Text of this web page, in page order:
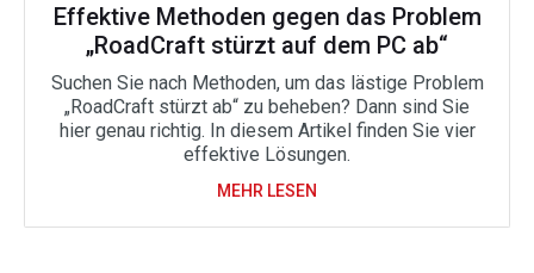
Effektive Methoden gegen das Problem
„RoadCraft stürzt auf dem PC ab“
Suchen Sie nach Methoden, um das lästige Problem
„RoadCraft stürzt ab“ zu beheben? Dann sind Sie
hier genau richtig. In diesem Artikel finden Sie vier
effektive Lösungen.
MEHR LESEN